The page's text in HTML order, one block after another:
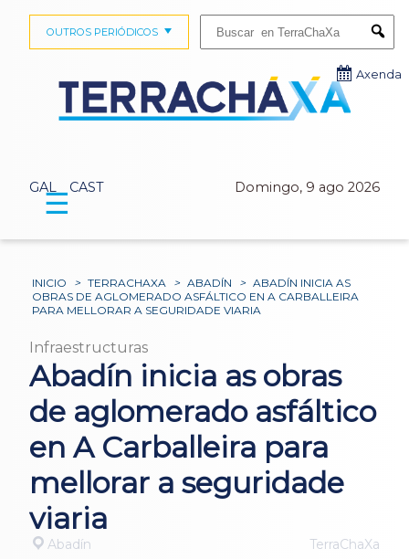
GAL CAST Domingo, 9 ago 2026
OUTROS PERIÓDICOS
Axenda
☰
INICIO > TERRACHAXA > ABADÍN > ABADÍN INICIA AS
OBRAS DE AGLOMERADO ASFÁLTICO EN A CARBALLEIRA
PARA MELLORAR A SEGURIDADE VIARIA
Infraestructuras
Abadín inicia as obras
de aglomerado asfáltico
en A Carballeira para
mellorar a seguridade
viaria
Abadín TerraChaXa